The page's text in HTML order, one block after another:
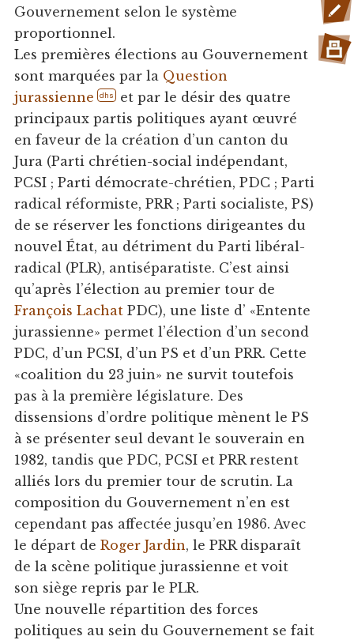
Gouvernement selon le système
proportionnel.
Les premières élections au Gouvernement
sont marquées par la Question
jurassienne
dhs et par le désir des quatre
principaux partis politiques ayant œuvré
en faveur de la création d’un canton du
Jura (Parti chrétien-social indépendant,
PCSI ; Parti démocrate-chrétien, PDC ; Parti
radical réformiste, PRR ; Parti socialiste, PS)
de se réserver les fonctions dirigeantes du
nouvel État, au détriment du Parti libéral-
radical (PLR), antiséparatiste. C’est ainsi
qu’après l’élection au premier tour de
François LachatPDC), une liste d’ «Entente
jurassienne» permet l’élection d’un second
PDC, d’un PCSI, d’un PS et d’un PRR. Cette
«coalition du 23 juin» ne survit toutefois
pas à la première législature. Des
dissensions d’ordre politique mènent le PS
à se présenter seul devant le souverain en
1982, tandis que PDC, PCSI et PRR restent
alliés lors du premier tour de scrutin. La
composition du Gouvernement n’en est
cependant pas affectée jusqu’en 1986. Avec
le départ de Roger Jardin, le PRR disparaît
de la scène politique jurassienne et voit
son siège repris par le PLR.
Une nouvelle répartition des forces
politiques au sein du Gouvernement se fait